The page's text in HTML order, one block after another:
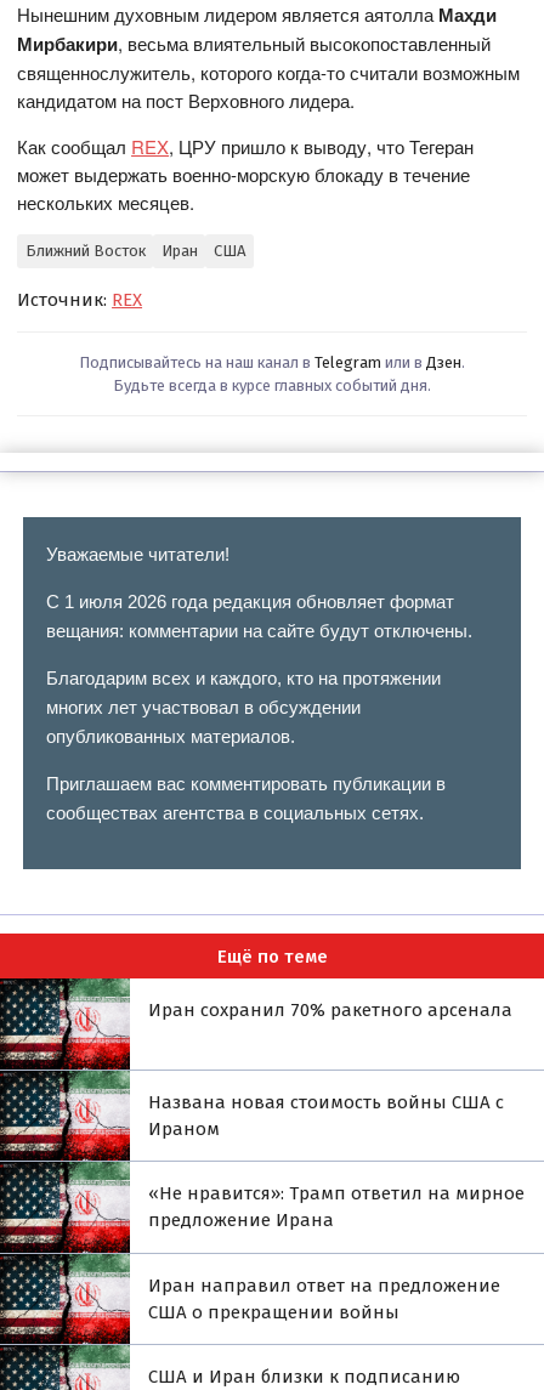
Нынешним духовным лидером является аятолла Махди
Мирбакири, весьма влиятельный высокопоставленный
священнослужитель, которого когда-то считали возможным
кандидатом на пост Верховного лидера.
Как сообщал REX, ЦРУ пришло к выводу, что Тегеран
может выдержать военно-морскую блокаду в течение
нескольких месяцев.
Ближний Восток Иран США
Источник: REX
Подписывайтесь на наш канал в Telegram или в Дзен.
Будьте всегда в курсе главных событий дня.
Уважаемые читатели!
С 1 июля 2026 года редакция обновляет формат
вещания: комментарии на сайте будут отключены.
Благодарим всех и каждого, кто на протяжении
многих лет участвовал в обсуждении
опубликованных материалов.
Приглашаем вас комментировать публикации в
сообществах агентства в социальных сетях.
Ещё по теме
Иран сохранил 70% ракетного арсенала
Названа новая стоимость войны США с
Ираном
«Не нравится»: Трамп ответил на мирное
предложение Ирана
Иран направил ответ на предложение
США о прекращении войны
США и Иран близки к подписанию